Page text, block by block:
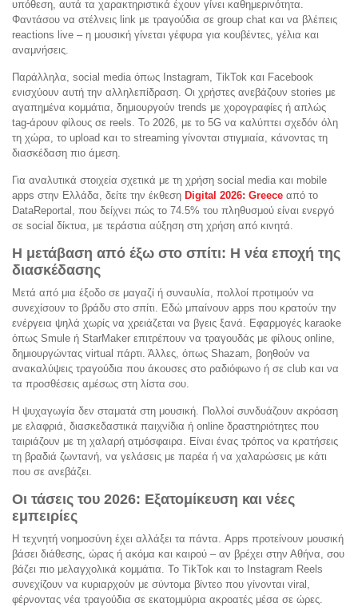
υπόθεση, αυτά τα χαρακτηριστικά έχουν γίνει καθημερινότητα.
Φαντάσου να στέλνεις link με τραγούδια σε group chat και να βλέπεις
reactions live – η μουσική γίνεται γέφυρα για κουβέντες, γέλια και
αναμνήσεις.
Παράλληλα, social media όπως Instagram, TikTok και Facebook
ενισχύουν αυτή την αλληλεπίδραση. Οι χρήστες ανεβάζουν stories με
αγαπημένα κομμάτια, δημιουργούν trends με χορογραφίες ή απλώς
tag-άρουν φίλους σε reels. Το 2026, με το 5G να καλύπτει σχεδόν όλη
τη χώρα, το upload και το streaming γίνονται στιγμιαία, κάνοντας τη
διασκέδαση πιο άμεση.
Για αναλυτικά στοιχεία σχετικά με τη χρήση social media και mobile
apps στην Ελλάδα, δείτε την έκθεση Digital 2026: Greece από το
DataReportal, που δείχνει πώς το 74.5% του πληθυσμού είναι ενεργό
σε social δίκτυα, με τεράστια αύξηση στη χρήση από κινητά.
Η μετάβαση από έξω στο σπίτι: Η νέα εποχή της
διασκέδασης
Μετά από μια έξοδο σε μαγαζί ή συναυλία, πολλοί προτιμούν να
συνεχίσουν το βράδυ στο σπίτι. Εδώ μπαίνουν apps που κρατούν την
ενέργεια ψηλά χωρίς να χρειάζεται να βγεις ξανά. Εφαρμογές karaoke
όπως Smule ή StarMaker επιτρέπουν να τραγουδάς με φίλους online,
δημιουργώντας virtual πάρτι. Άλλες, όπως Shazam, βοηθούν να
ανακαλύψεις τραγούδια που άκουσες στο ραδιόφωνο ή σε club και να
τα προσθέσεις αμέσως στη λίστα σου.
Η ψυχαγωγία δεν σταματά στη μουσική. Πολλοί συνδυάζουν ακρόαση
με ελαφριά, διασκεδαστικά παιχνίδια ή online δραστηριότητες που
ταιριάζουν με τη χαλαρή ατμόσφαιρα. Είναι ένας τρόπος να κρατήσεις
τη βραδιά ζωντανή, να γελάσεις με παρέα ή να χαλαρώσεις με κάτι
που σε ανεβάζει.
Οι τάσεις του 2026: Εξατομίκευση και νέες
εμπειρίες
Η τεχνητή νοημοσύνη έχει αλλάξει τα πάντα. Apps προτείνουν μουσική
βάσει διάθεσης, ώρας ή ακόμα και καιρού – αν βρέχει στην Αθήνα, σου
βάζει πιο μελαγχολικά κομμάτια. Το TikTok και το Instagram Reels
συνεχίζουν να κυριαρχούν με σύντομα βίντεο που γίνονται viral,
φέρνοντας νέα τραγούδια σε εκατομμύρια ακροατές μέσα σε ώρες.